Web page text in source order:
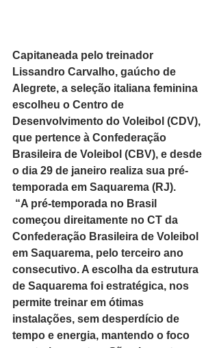
Capitaneada pelo treinador
Lissandro Carvalho, gaúcho de
Alegrete, a seleção italiana feminina
escolheu o Centro de
Desenvolvimento do Voleibol (CDV),
que pertence à Confederação
Brasileira de Voleibol (CBV), e desde
o dia 29 de janeiro realiza sua pré-
temporada em Saquarema (RJ).
começou direitamente no CT da
Confederação Brasileira de Voleibol
em Saquarema, pelo terceiro ano
consecutivo. A escolha da estrutura
de Saquarema foi estratégica, nos
permite treinar em ótimas
instalações, sem desperdício de
tempo e energia, mantendo o foco